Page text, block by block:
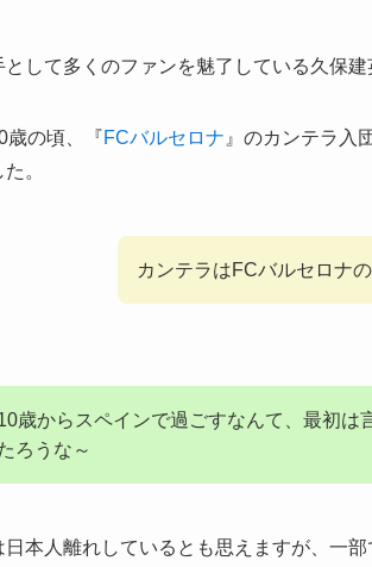
して多くのファンを魅了している久保建
歳の頃、『FCバルセロナ 』のカンテラ入
。
カンテラはFCバルセロナ
歳からスペインで過ごすなんて、最初は
ろうな～
本人離れしているとも思えますが、一部